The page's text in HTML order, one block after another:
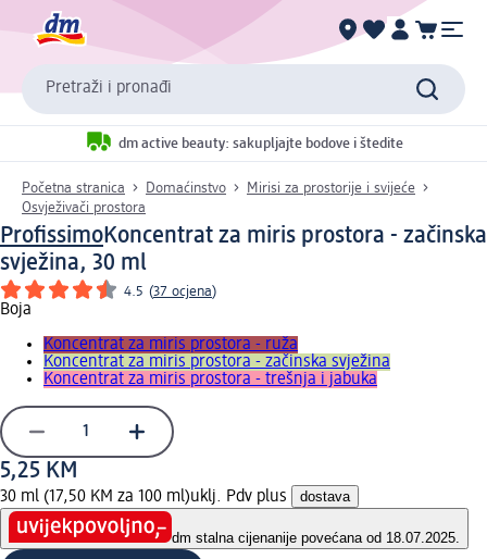
Pretraži i pronađi
dm active beauty: sakupljajte bodove i štedite
Početna stranica Domaćinstvo
Mirisi za prostorije i svijeće
Osvježivači prostora
ProfissimoKoncentrat za miris prostora - začinska
svježina, 30 ml
4.5 (37 ocjena)
Boja
Koncentrat za miris prostora - ruža
Koncentrat za miris prostora - začinska svježina
Koncentrat za miris prostora - trešnja i jabuka
5,25 KM
30 ml (17,50 KM za 100 ml)uklj. Pdv plus dostava
dm stalna cijenanije povećana od 18.07.2025.